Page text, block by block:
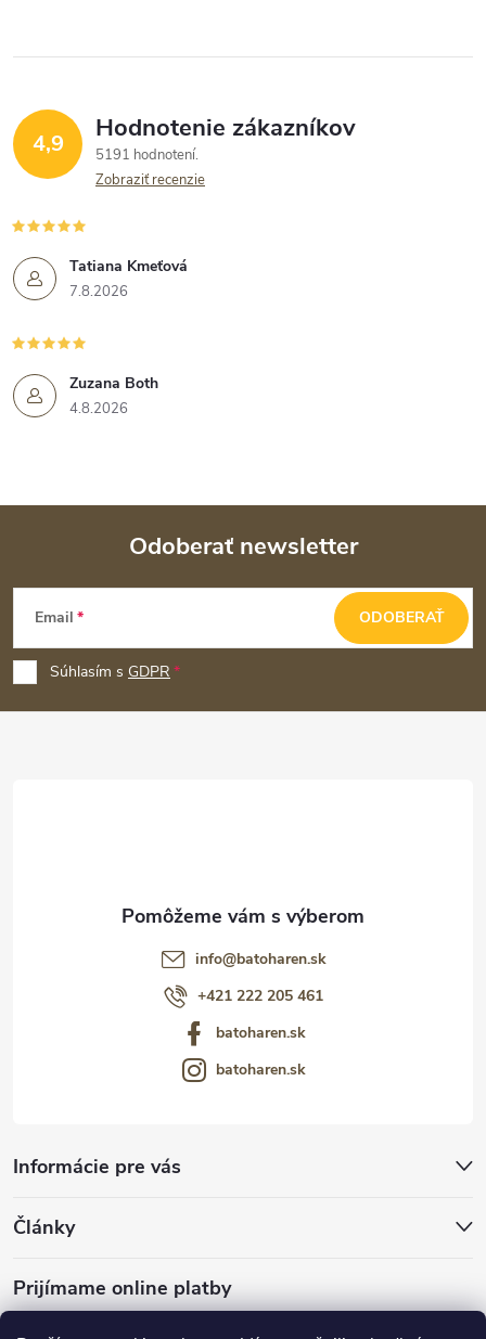
4,9 Hodnotenie zákazníkov
5191 hodnotení
Zobraziť recenzie
Tatiana Kmeťová
7.8.2026
Zuzana Both
4.8.2026
Z
p
ä
Odoberať newsletter
Email
Súhlasím s GDPR
ODOBERAŤ
Informácie pre vás
Články
Prijímame online platby
info@batoharen.sk
+421 222 205 461
batoharen.sk
batoharen.sk